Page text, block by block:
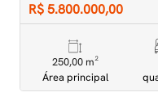
R$ 5.800.000,00
250,00 m²
Área principal